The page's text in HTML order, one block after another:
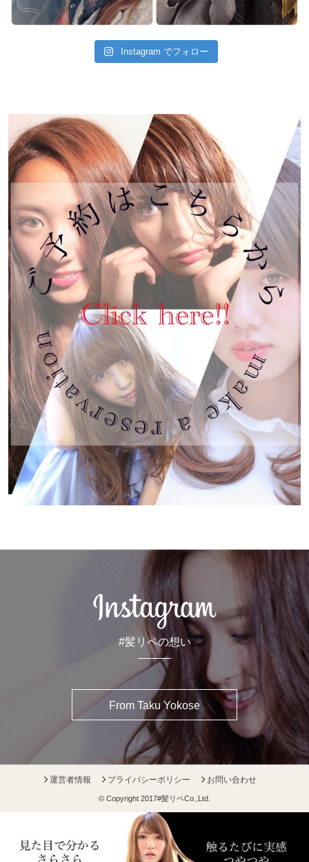
Instagram でフォロー
#髪リペの想い
From Taku Yokose
運営者情報 プライバシーポリシー お問い合わせ
© Copyright 2017#髪リペCo.,Ltd.